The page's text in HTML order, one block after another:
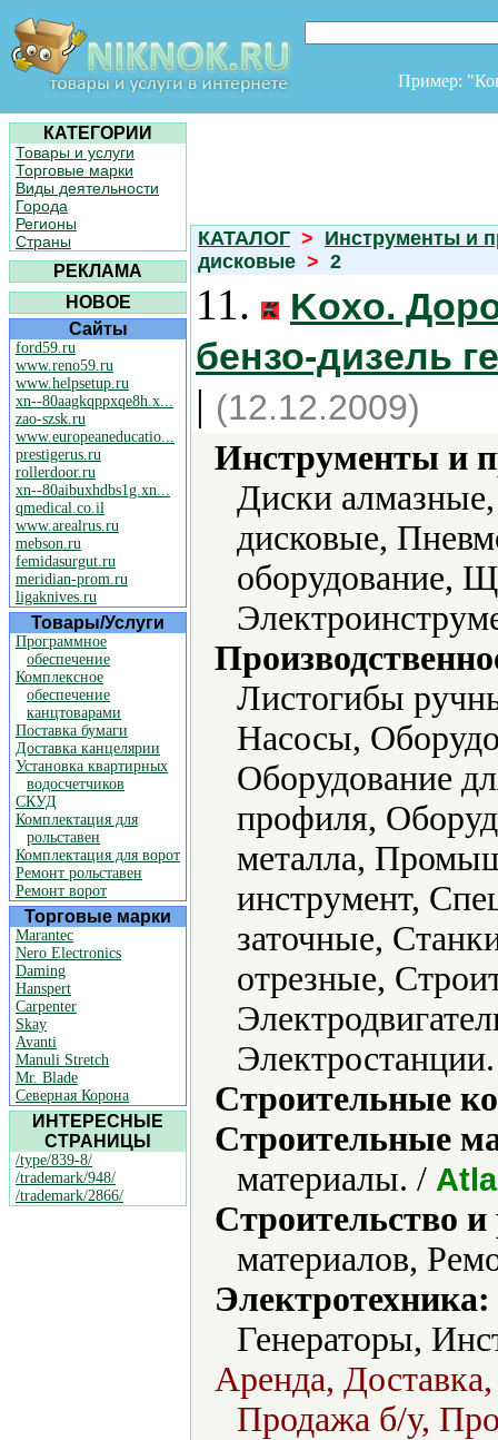
Пример:
КАТЕГОРИИ
Товары и услуги
Торговые марки
Виды деятельности
Города
Регионы
Страны
РЕКЛАМА
НОВОЕ
Сайты
ford59.ru
www.reno59.ru
www.helpsetup.ru
xn--80aagkqppxqe8h.x...
zao-szsk.ru
www.europeaneducatio...
prestigerus.ru
rollerdoor.ru
xn--80aibuxhdbs1g.xn...
qmedical.co.il
www.arealrus.ru
mebson.ru
femidasurgut.ru
meridian-prom.ru
ligaknives.ru
Товары/Услуги
Программное
обеспечение
Комплексное
обеспечение
канцтоварами
Поставка бумаги
Доставка канцелярии
Установка квартирных
водосчетчиков
СКУД
Комплектация для
рольставен
Комплектация для ворот
Ремонт рольставен
Ремонт ворот
Торговые марки
Marantec
Nero Electronics
Daming
Hanspert
Carpenter
Skay
Avanti
Manuli Stretch
Mr. Blade
Северная Корона
ИНТЕРЕСНЫЕ
СТРАНИЦЫ
/type/839-8/
/trademark/948/
/trademark/2866/
КАТАЛОГ > Инструменты и
дисковые > 2
11.
Koxo.
бензо-дизель
| (12.12.2009)
Инструменты и
Диски
дисковые,
оборудование,
Листогибы
Насосы,
Оборудование
профиля,
металла,
инструмент,
заточные,
отрезные,
Строительные
Строительные
материалы. /
Строительство
материалов,
Электротехника:
Генераторы,
Аренда,
Продажа б/у,